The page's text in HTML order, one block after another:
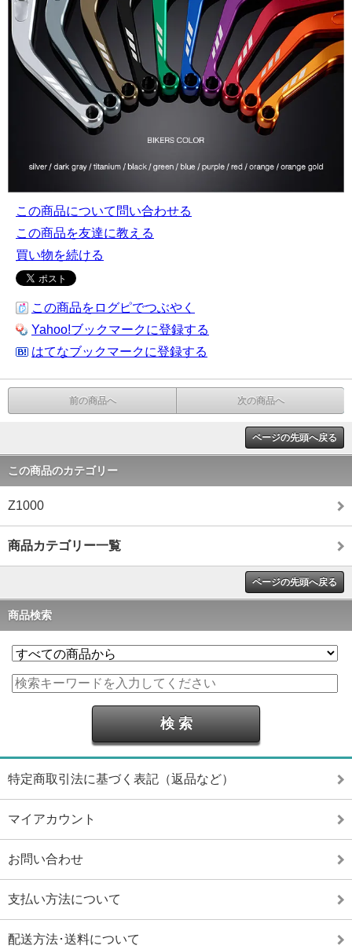
この商品について問い合わせる
この商品を友達に教える
買い物を続ける
この商品をログピでつぶやく
Yahoo!ブックマークに登録する
はてなブックマークに登録する
前の商品へ 次の商品へ
ページの先頭へ戻る
この商品のカテゴリー
Z1000
商品カテゴリー一覧
ページの先頭へ戻る
商品検索
特定商取引法に基づく表記（返品など）
マイアカウント
お問い合わせ
支払い方法について
配送方法･送料について